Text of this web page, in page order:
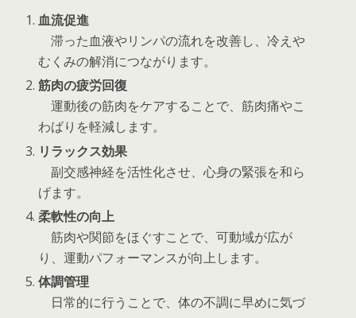
血流促進
滞った血液やリンパの流れを改善し、冷えや
むくみの解消につながります。
筋肉の疲労回復
運動後の筋肉をケアすることで、筋肉痛やこ
わばりを軽減します。
リラックス効果
副交感神経を活性化させ、心身の緊張を和ら
げます。
柔軟性の向上
筋肉や関節をほぐすことで、可動域が広が
り、運動パフォーマンスが向上します。
体調管理
日常的に行うことで、体の不調に早めに気づ